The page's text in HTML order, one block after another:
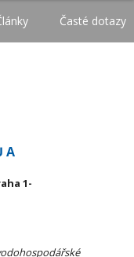
Časté dotazy
A
1-